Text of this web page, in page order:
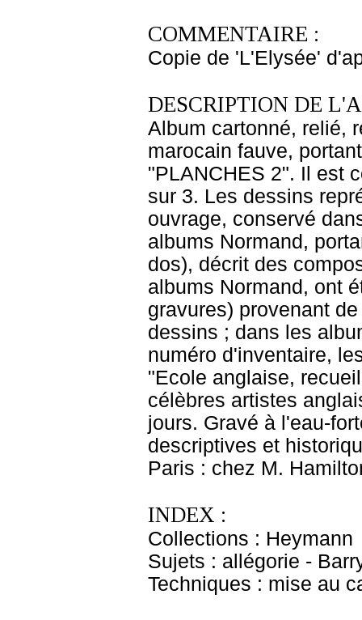
COMMENTAIRE :
Copie de 'L'Elysée'
DESCRIPTION DE
Album cartonné, relié,
marocain fauve,
"PLANCHES 2". Il est
sur 3. Les dessins
ouvrage, conservé
albums Normand,
dos), décrit des
albums Normand, ont
gravures) provenant
dessins ; dans les
numéro d'inventaire,
"Ecole anglaise,
célèbres artistes
jours. Gravé à l'eau-
descriptives et
Paris : chez M.
INDEX :
Collections : Heymann
Sujets : allégorie -
Techniques : mise au